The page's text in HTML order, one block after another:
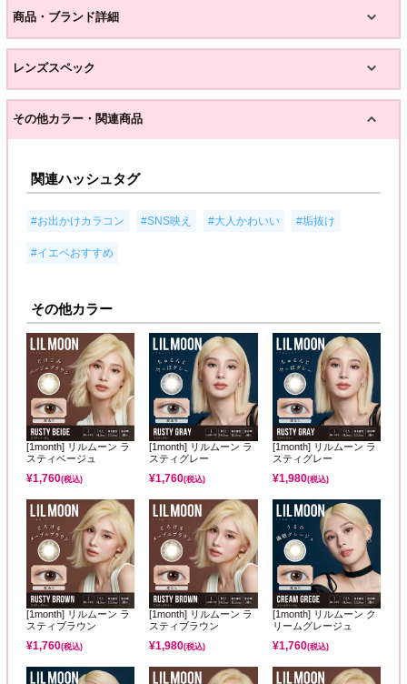
商品・ブランド詳細
レンズスペック
その他カラー・関連商品
関連ハッシュタグ
#お出かけカラコン #SNS映え #大人かわいい #垢抜け
#イエベおすすめ
その他カラー
[1month] リルムーン ラ
スティベージュ
¥1,760(税込)
[1month] リルムーン ラ
スティグレー
¥1,760(税込)
[1month] リルムーン ラ
スティグレー
¥1,980(税込)
[1month] リルムーン ラ
スティブラウン
¥1,760(税込)
[1month] リルムーン ラ
スティブラウン
¥1,980(税込)
[1month] リルムーン ク
リームグレージュ
¥1,760(税込)